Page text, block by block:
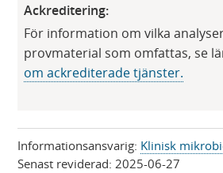
Ackreditering:
För information om vilka
provmaterial som omfattas, se
om ackrediterade tjänster​​​​.
Informationsansvarig: Klinisk
Senast reviderad:2025-06-27